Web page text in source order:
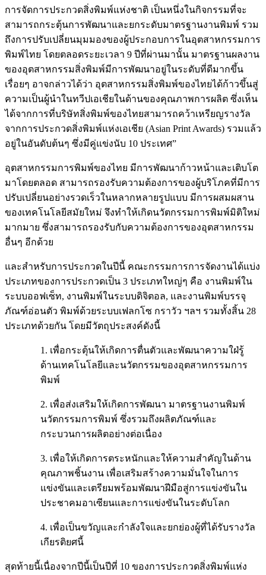
การจัดการประกวดสิ่งพิมพ์แห่งชาติ เป็นหนึ่งในกิจกรรมที่จะ
สามารถกระตุ้นการพัฒนาและยกระดับมาตรฐานงานพิมพ์ รวม
ถึงการปรับเปลี่ยนมุมมองของผู้ประกอบการในอุตสาหกรรมการ
พิมพ์ไทย โดยตลอดระยะเวลา 9 ปีที่ผ่านมานั้น มาตรฐานผลงาน
ของอุตสาหกรรมสิ่งพิมพ์มีการพัฒนาอยู่ในระดับที่ดีมากขึ้น
เรื่อยๆ อาจกล่าวได้ว่า อุตสาหกรรมสิ่งพิมพ์ของไทยได้ก้าวขึ้นสู่
ความเป็นผู้นำในทวีปเอเชียในด้านของคุณภาพการผลิต ซึ่งเห็น
ได้จากการที่บริษัทสิ่งพิมพ์ของไทยสามารถคว้าเหรียญรางวัล
จากการประกวดสิ่งพิมพ์แห่งเอเชีย (Asian Print Awards) รวมแล้ว
อยู่ในอันดับต้นๆ ซึ่งมีคู่แข่งนับ 10 ประเทศ”
อุตสาหกรรมการพิมพ์ของไทย มีการพัฒนาก้าวหน้าและเติบโต
มาโดยตลอด สามารถรองรับความต้องการของผู้บริโภคที่มีการ
ปรับเปลี่ยนอย่างรวดเร็วในหลากหลายรูปแบบ มีการผสมผสาน
ของเทคโนโลยีสมัยใหม่ จึงทำให้เกิดนวัตกรรมการพิมพ์มิติใหม่
มากมาย ซึ่งสามารถรองรับกับความต้องการของอุตสาหกรรม
อื่นๆ อีกด้วย
และสําหรับการประกวดในปีนี้ คณะกรรมการการจัดงานได้แบ่ง
ประเภทของการประกวดเป็น 3 ประเภทใหญ่ๆ คือ งานพิมพ์ใน
ระบบออฟเซ็ท, งานพิมพ์ในระบบดิจิตอล, และงานพิมพ์บรรจุ
ภัณฑ์อ่อนตัว พิมพ์ด้วยระบบเฟลกโซ กราวัว ฯลฯ รวมทั้งสิ้น 28
ประเภทด้วยกัน โดยมีวัตถุประสงค์ดังนี้
1. เพื่อกระตุ้นให้เกิดการตื่นตัวและพัฒนาความใฝ่รู้
ด้านเทคโนโลยีและนวัตกรรมของอุตสาหกรรมการ
พิมพ์
2. เพื่อส่งเสริมให้เกิดการพัฒนา มาตรฐานงานพิมพ์
นวัตกรรมการพิมพ์ ซึ่งรวมถึงผลิตภัณฑ์และ
กระบวนการผลิตอย่างต่อเนื่อง
3. เพื่อให้เกิดการตระหนักและให้ความสำคัญในด้าน
คุณภาพชิ้นงาน เพื่อเสริมสร้างความมั่นใจในการ
แข่งขันและเตรียมพร้อมพัฒนาฝีมือสู่การแข่งขันใน
ประชาคมอาเซียนและการแข่งขันในระดับโลก
4. เพื่อเป็นขวัญและกำลังใจและยกย่องผู้ที่ได้รับรางวัล
เกียรติยศนี้
สุดท้ายนี้เนื่องจากปีนี้เป็นปีที่ 10 ของการประกวดสิ่งพิมพ์แห่ง